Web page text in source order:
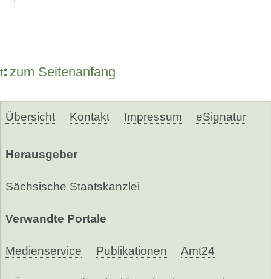
zum Seitenanfang
Übersicht Kontakt Impressum eSignatur
Herausgeber
Sächsische Staatskanzlei
Verwandte Portale
Medienservice Publikationen Amt24